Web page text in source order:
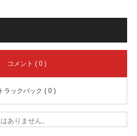
コメント ( 0 )
トラックバック ( 0 )
ありません。